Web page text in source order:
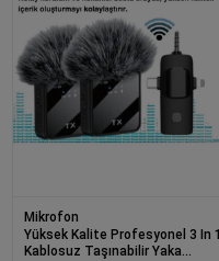
Mikrofon
Yüksek Kalite Profesyonel 3 In 1
Kablosuz Taşınabilir Yaka